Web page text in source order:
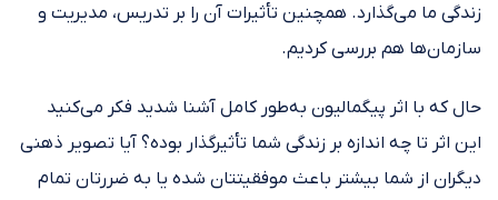
زندگی ما می‌گذارد. همچنین تأثیرات آن را بر تدریس، مدیریت و
سازمان‌ها هم بررسی کردیم.
حال که با اثر پیگمالیون به‌طور کامل آشنا شدید فکر می‌کنید
این اثر تا چه اندازه بر زندگی شما تأثیرگذار بوده؟ آیا تصویر ذهنی
دیگران از شما بیشتر باعث موفقیتتان شده یا به ضررتان تمام